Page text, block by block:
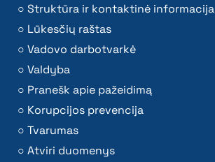
Struktūra ir kontaktinė informacija
Lūkesčių raštas
Vadovo darbotvarkė
Valdyba
Pranešk apie pažeidimą
Korupcijos prevencija
Tvarumas
Atviri duomenys